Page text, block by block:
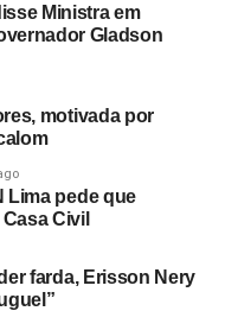
Ministra em
Gladson
motivada por
Lima pede que
Civil
farda, Erisson Nery